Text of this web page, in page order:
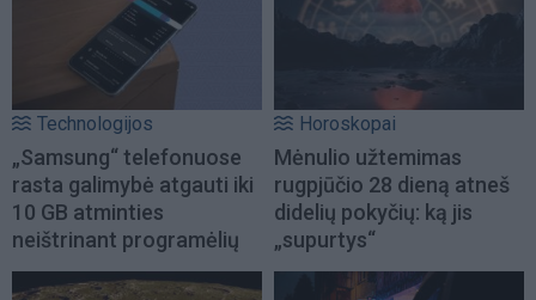
Technologijos
„Samsung“ telefonuose
rasta galimybė atgauti iki
10 GB atminties
neištrinant programėlių
Horoskopai
Mėnulio užtemimas
rugpjūčio 28 dieną atneš
didelių pokyčių: ką jis
„supurtys“